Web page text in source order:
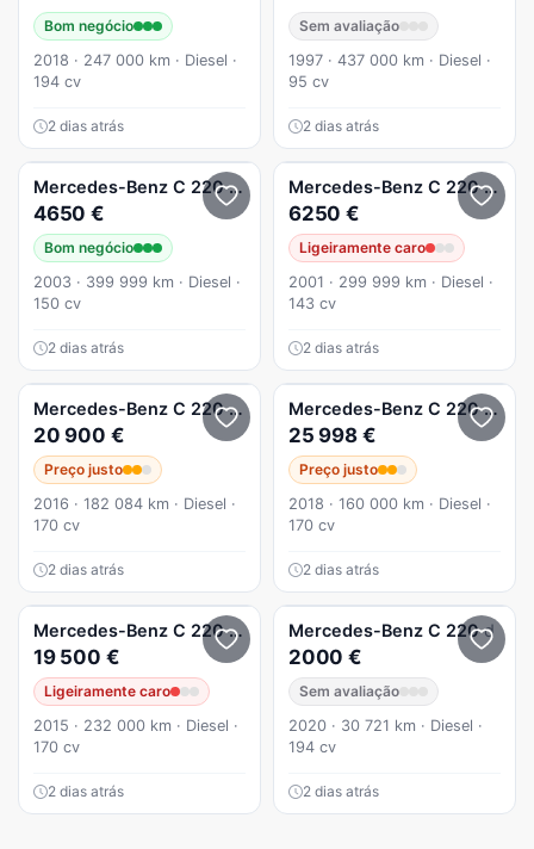
Bom negócio
2018 · 247 000 km · Diesel ·
194 cv
2 dias atrás
Sem avaliação
1997 · 437 000 km · Diesel ·
95 cv
2 dias atrás
Mercedes-Benz C 220 Coupé
4650 €
Bom negócio
2003 · 399 999 km · Diesel ·
150 cv
2 dias atrás
Mercedes-Benz C 220
6250 €
Ligeiramente caro
2001 · 299 999 km · Diesel ·
143 cv
2 dias atrás
Mercedes-Benz C 220 (BlueTEC) d Station 7G-TRONIC
20 900 €
Preço justo
2016 · 182 084 km · Diesel ·
170 cv
2 dias atrás
Mercedes-Benz C 220 d
25 998 €
Preço justo
2018 · 160 000 km · Diesel ·
170 cv
2 dias atrás
Mercedes-Benz C 220 (BlueTEC) d Station 7G-TRONIC AMG
19 500 €
Ligeiramente caro
2015 · 232 000 km · Diesel ·
170 cv
2 dias atrás
Mercedes-Benz C 220 d
2000 €
Sem avaliação
2020 · 30 721 km · Diesel ·
194 cv
2 dias atrás